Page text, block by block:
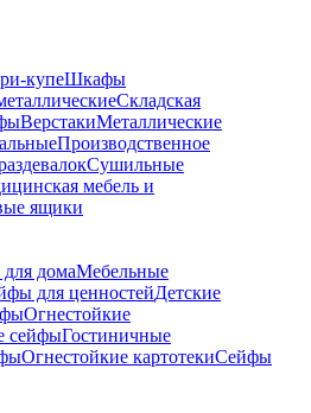
купеШкафы
Складская
ВерстакиМеталлические
Производственное
Сушильные
мебель и
ящики
домаМебельные
для ценностейДетские
Огнестойкие
сейфыГостиничные
Огнестойкие картотекиСейфы